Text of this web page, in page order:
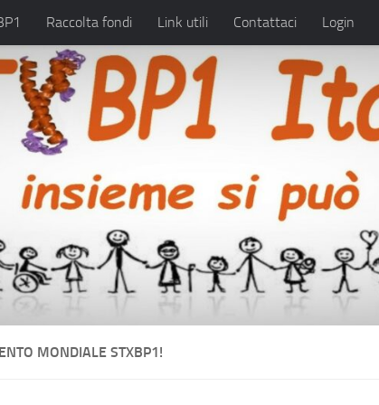
Raccolta fondi Link utili Contattaci Login
MONDIALE STXBP1!